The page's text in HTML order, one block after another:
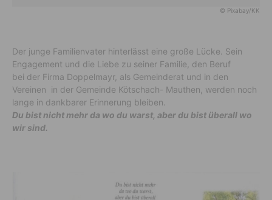
© Pixabay/KK
Der junge Familienvater hinterlässt eine große Lücke. Sein
Engagement und die Liebe zu seiner Familie, den Beruf
bei der Firma Doppelmayr, als Gemeinderat und in den
Vereinen in der Gemeinde Kötschach- Mauthen, werden noch
lange in dankbarer Erinnerung bleiben.
Du bist nicht mehr da wo du warst, aber du bist überall wo
wir sind.